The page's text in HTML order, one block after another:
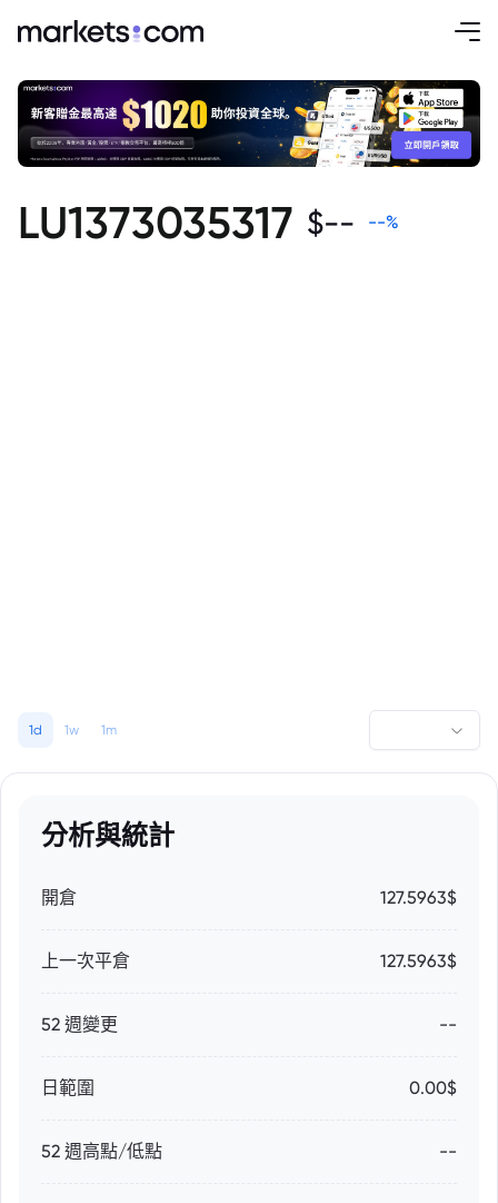
LU1373035317 $-- --%
1d 1w 1m
分析與統計
開倉 127.5963$
上一次平倉 127.5963$
52 週變更 --
日範圍 0.00$
52 週高點/低點 --